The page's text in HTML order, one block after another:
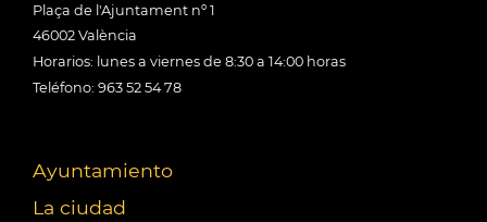
Plaça de l'Ajuntament nº 1
46002 València
Horarios: lunes a viernes de 8:30 a 14:00 horas
Teléfono: 963 52 54 78
Ayuntamiento
La ciudad